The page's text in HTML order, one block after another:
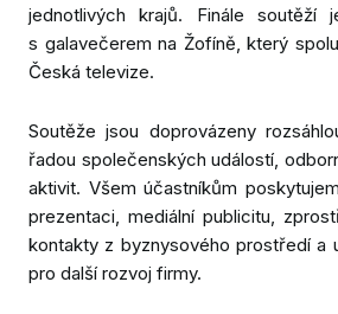
jednotlivých krajů. Finále soutěží
s galavečerem na Žofíně, který
Česká televize.
Soutěže jsou doprovázeny
řadou společenských událostí,
aktivit. Všem účastníkům
prezentaci, mediální publicitu,
kontakty z byznysového prostředí a
pro další rozvoj firmy.